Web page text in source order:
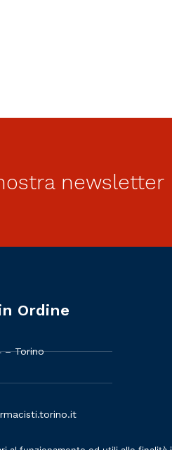
newsletter
Ordine
– Torino